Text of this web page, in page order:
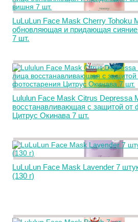
LuLuLun Face Mask Cherry Tohoku
обновляющая и придающая
7 шт.
Lululun Face Mask Citrus Depressa
восстанавливающая с защитой от
Цитрус Окинава 7 шт.
LuLuLun Face Mask Lavender 7
(130 г)